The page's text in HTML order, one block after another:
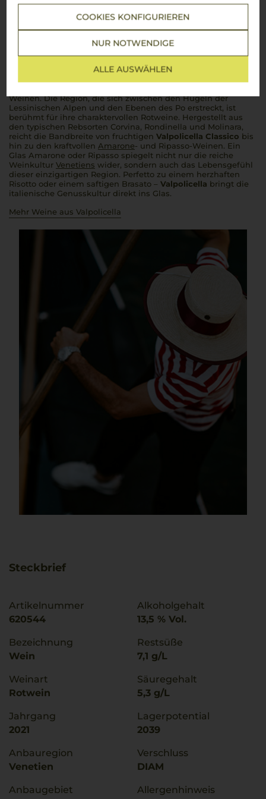
COOKIES KONFIGURIEREN
NUR NOTWENDIGE
ALLE AUSWÄHLEN
Über die Region
Valpolicella
, eine der zauberhaftesten Weinregionen
Weinen. Die Region, die sich zwischen den Hügeln der
Lessinischen Alpen und den Ebenen des Po erstreckt, ist
berühmt für ihre charaktervollen Rotweine. Hergestellt aus
den typischen Rebsorten Corvina, Rondinella und Molinara,
reicht die Bandbreite von fruchtigen Valpolicella Classico bis
hin zu den kraftvollen Amarone- und Ripasso-Weinen. Ein
Glas Amarone oder Ripasso spiegelt nicht nur die reiche
Weinkultur Venetiens wider, sondern auch das Lebensgefühl
dieser einzigartigen Region. Perfetto zu einem herzhaften
Risotto oder einem saftigen Brasato – Valpolicella bringt die
italienische Genusskultur direkt ins Glas.
Mehr Weine aus Valpolicella
Steckbrief
Artikelnummer
620544
Bezeichnung
Wein
Weinart
Rotwein
Jahrgang
2021
Anbauregion
Venetien
Anbaugebiet
Alkoholgehalt
13,5 % Vol.
Restsüße
7,1 g/L
Säuregehalt
5,3 g/L
Lagerpotential
2039
Verschluss
DIAM
Allergenhinweis